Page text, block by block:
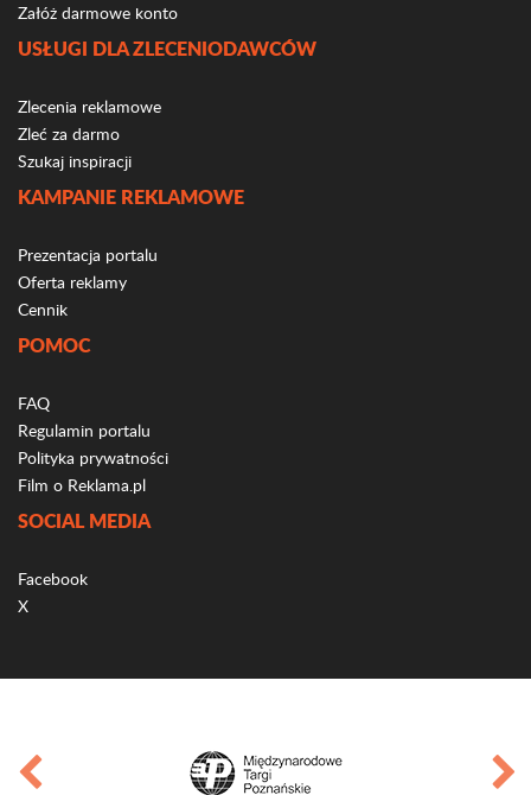
Załóż darmowe konto
USŁUGI DLA ZLECENIODAWCÓW
Zlecenia reklamowe
Zleć za darmo
Szukaj inspiracji
KAMPANIE REKLAMOWE
Prezentacja portalu
Oferta reklamy
Cennik
POMOC
FAQ
Regulamin portalu
Polityka prywatności
Film o Reklama.pl
SOCIAL MEDIA
Facebook
X